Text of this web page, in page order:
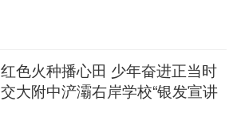
红色火种播心田 少年奋进正当时
交大附中浐灞右岸学校“银发宣讲